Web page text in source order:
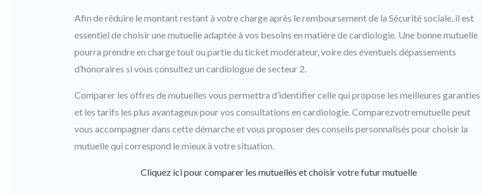
Afin de réduire le montant restant à votre charge après le remboursement de la Sécurité sociale, il est
essentiel de choisir une mutuelle adaptée à vos besoins en matière de cardiologie. Une bonne mutuelle
pourra prendre en charge tout ou partie du ticket modérateur, voire des éventuels dépassements
d’honoraires si vous consultez un cardiologue de secteur 2.
Comparer les offres de mutuelles vous permettra d’identifier celle qui propose les meilleures garanties
et les tarifs les plus avantageux pour vos consultations en cardiologie. Comparezvotremutuelle peut
vous accompagner dans cette démarche et vous proposer des conseils personnalisés pour choisir la
mutuelle qui correspond le mieux à votre situation.
Cliquez ici pour comparer les mutuelles et choisir votre futur mutuelle